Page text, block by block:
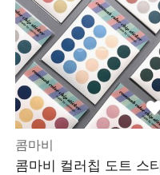
콤마비
콤마비 컬러칩 도트 스티